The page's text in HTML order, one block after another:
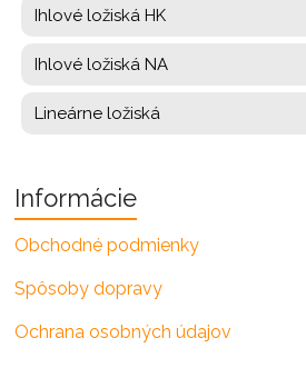
Ihlové ložiská HK
Ihlové ložiská NA
Lineárne ložiská
Informácie
Obchodné podmienky
Spôsoby dopravy
Ochrana osobných údajov